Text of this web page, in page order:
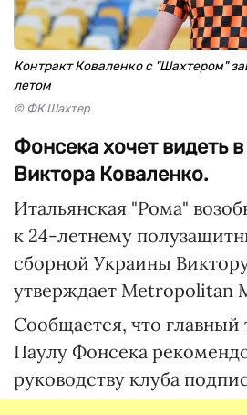
Контракт Коваленко с "Шахтером"
летом
© ФК Шахтер
Фонсека хочет видеть
Виктора Коваленко.
Итальянская "Рома"
к 24-летнему
сборной Украины
утверждает Metropolitan
Сообщается, что
Паулу Фонсека
руководству клуба